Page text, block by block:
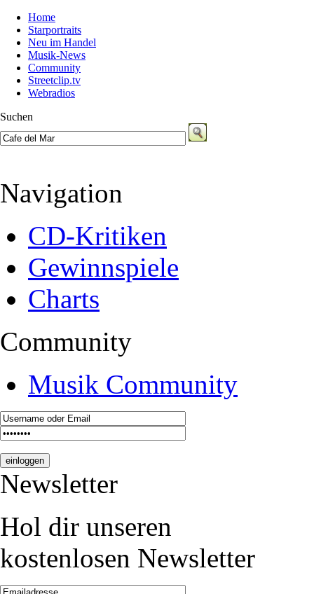
Home
Starportraits
Neu im Handel
Musik-News
Community
Streetclip.tv
Webradios
Suchen
Navigation
CD-Kritiken
Gewinnspiele
Charts
Community
Musik Community
Newsletter
Hol dir unseren
kostenlosen Newsletter